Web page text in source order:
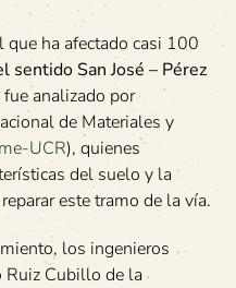
ha afectado casi 100
sentido San José – Pérez
fue analizado por
de Materiales y
UCR), quienes
del suelo y la
este tramo de la vía.
los ingenieros
Ruiz Cubillo de la